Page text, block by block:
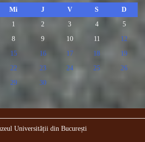
Mi J V S
D
1
2 3 4
5
8 9 10 11
12
15 16 17 18
19
22 23 24 25
26
29
30
Universității din București